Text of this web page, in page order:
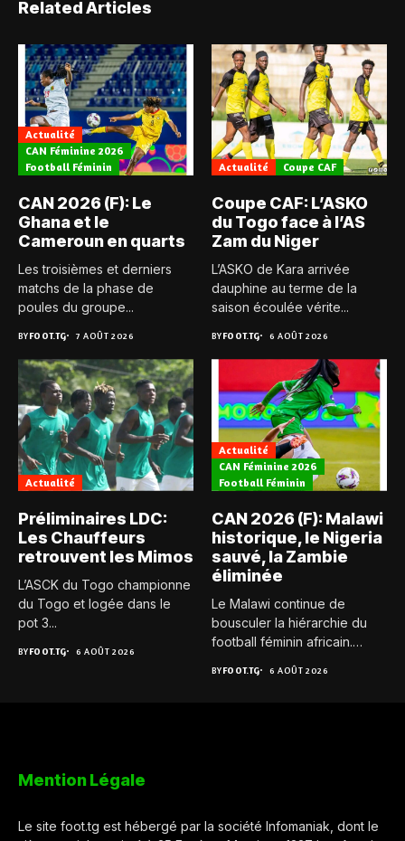
Related Articles
Actualité
CAN Féminine 2026
Football Féminin
CAN 2026 (F): Le
Ghana et le
Cameroun en quarts
Les troisièmes et derniers
matchs de la phase de
poules du groupe...
BYFOOT.TG 7 AOÛT 2026
Actualité Coupe CAF
Coupe CAF: L’ASKO
du Togo face à l’AS
Zam du Niger
L’ASKO de Kara arrivée
dauphine au terme de la
saison écoulée vérite...
BYFOOT.TG 6 AOÛT 2026
Actualité
Préliminaires LDC:
Les Chauffeurs
retrouvent les Mimos
L’ASCK du Togo championne
du Togo et logée dans le
pot 3...
BYFOOT.TG 6 AOÛT 2026
Actualité
CAN Féminine 2026
Football Féminin
CAN 2026 (F): Malawi
historique, le Nigeria
sauvé, la Zambie
éliminée
Le Malawi continue de
bousculer la hiérarchie du
football féminin africain.
BYFOOT.TG 6 AOÛT 2026
Mention Légale
Le site foot.tg est hébergé par la société Infomaniak, dont le